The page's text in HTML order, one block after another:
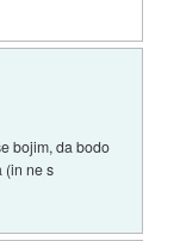
bojim, da bodo
(in ne s